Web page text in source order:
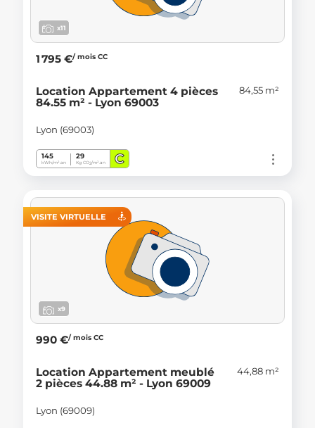
x11
1 795 €/ mois CC
Location Appartement 4 pièces
84.55 m² - Lyon 69003
84,55 m²
Lyon (69003)
145
kWh/m².an
29
Kg CO2/m².an C
VISITE VIRTUELLE
x9
990 €/ mois CC
Location Appartement meublé
2 pièces 44.88 m² - Lyon 69009
44,88 m²
Lyon (69009)